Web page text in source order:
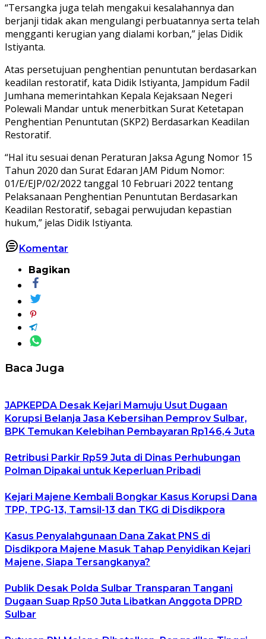
“Tersangka juga telah mengakui kesalahannya dan
berjanji tidak akan mengulangi perbuatannya serta telah
mengganti kerugian yang dialami korban,” jelas Didik
Istiyanta.
Atas persetujuan penghentian penuntutan berdasarkan
keadilan restoratif, kata Didik Istiyanta, Jampidum Fadil
Jumhana memerintahkan Kepala Kejaksaan Negeri
Polewali Mandar untuk menerbitkan Surat Ketetapan
Penghentian Penuntutan (SKP2) Berdasarkan Keadilan
Restoratif.
“Hal itu sesuai denan Peraturan Jaksa Agung Nomor 15
Tahun 2020 dan Surat Edaran JAM Pidum Nomor:
01/E/EJP/02/2022 tanggal 10 Februari 2022 tentang
Pelaksanaan Penghentian Penuntutan Berdasarkan
Keadilan Restoratif, sebagai perwujudan kepastian
hukum,” jelas Didik Istiyanta.
Komentar
Bagikan
Baca Juga
JAPKEPDA Desak Kejari Mamuju Usut Dugaan
Korupsi Belanja Jasa Kebersihan Pemprov Sulbar,
BPK Temukan Kelebihan Pembayaran Rp146,4 Juta
Retribusi Parkir Rp59 Juta di Dinas Perhubungan
Polman Dipakai untuk Keperluan Pribadi
Kejari Majene Kembali Bongkar Kasus Korupsi Dana
TPP, TPG-13, Tamsil-13 dan TKG di Disdikpora
Kasus Penyalahgunaan Dana Zakat PNS di
Disdikpora Majene Masuk Tahap Penyidikan Kejari
Majene, Siapa Tersangkanya?
Publik Desak Polda Sulbar Transparan Tangani
Dugaan Suap Rp50 Juta Libatkan Anggota DPRD
Sulbar